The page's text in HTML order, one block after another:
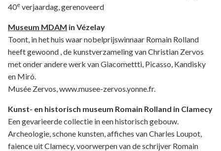
40e verjaardag, gerenoveerd
Museum MDAM in Vézelay
Toont, in het huis waar nobelprijswinnaar Romain Rolland
heeft gewoond , de kunstverzameling van Christian Zervos
met onder andere werk van Giacomettti, Picasso, Kandisky
en Miró.
Musée Zervos, www.musee-zervos.yonne.fr.
Kunst- en historisch museum Romain Rolland in Clamecy
Een gevarieerde collectie in een historisch gebouw.
Archeologie, schone kunsten, affiches van Charles Loupot,
faience uit Clamecy, voorwerpen van de schrijver Romain